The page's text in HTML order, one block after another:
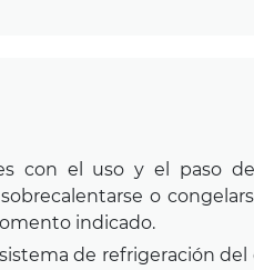
con el uso y el paso
o
indicado.
de refrigeración